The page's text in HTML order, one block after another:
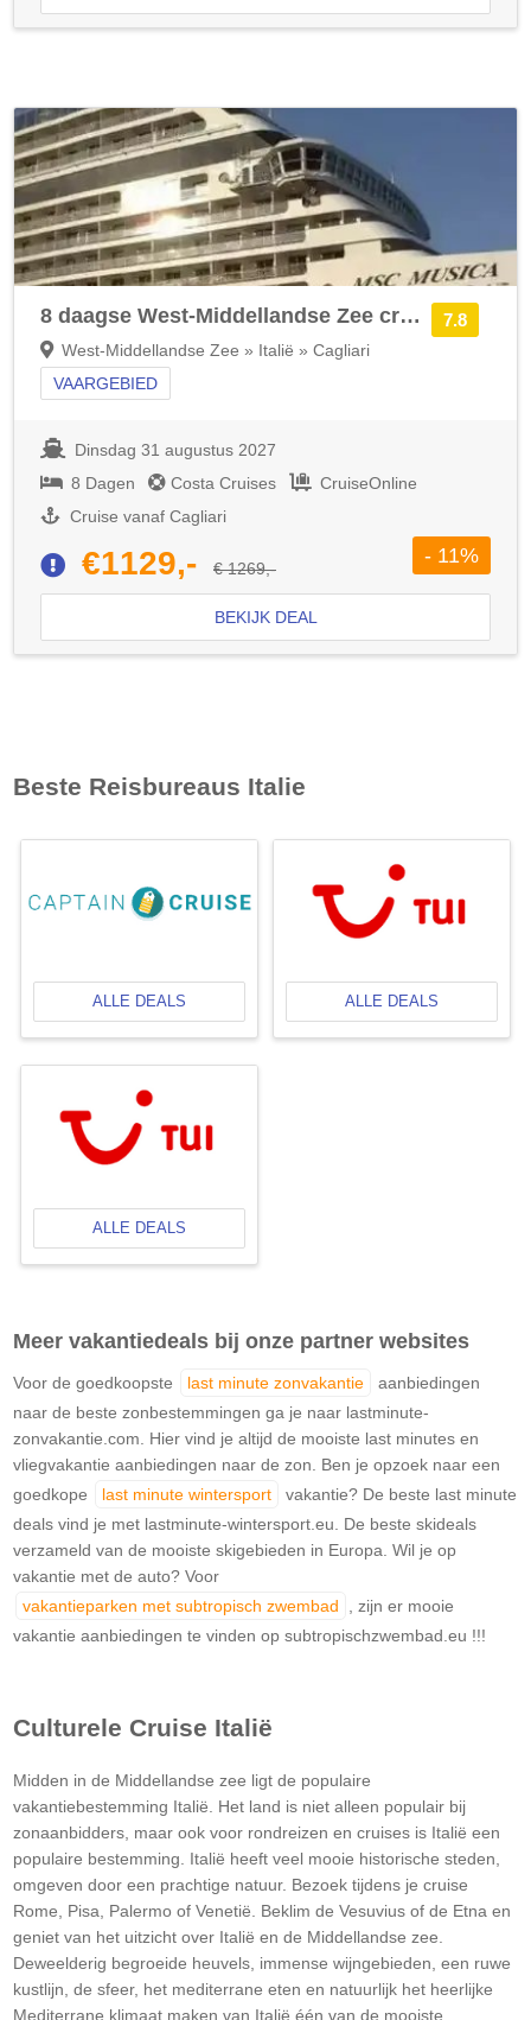
7.8
8 daagse West-Middellandse Zee cruise met de Costa Smeralda
West-Middellandse Zee » Italië » Cagliari
VAARGEBIED
Dinsdag 31 augustus 2027
8 Dagen
Costa Cruises
CruiseOnline
Cruise vanaf Cagliari
€1129,- € 1269,-
- 11%
BEKIJK DEAL
Beste Reisbureaus Italie
ALLE DEALS ALLE DEALS
ALLE DEALS
Meer vakantiedeals bij onze partner websites
Voor de goedkoopste last minute zonvakantie
aanbiedingen
naar de beste zonbestemmingen ga je naar lastminute-
zonvakantie.com. Hier vind je altijd de mooiste last minutes en
vliegvakantie aanbiedingen naar de zon. Ben je opzoek naar een
goedkope
last minute wintersport
vakantie? De beste last minute
deals vind je met lastminute-wintersport.eu. De beste skideals
verzameld van de mooiste skigebieden in Europa. Wil je op
vakantie met de auto? Voor
vakantieparken met subtropisch zwembad
, zijn er mooie
vakantie aanbiedingen te vinden op subtropischzwembad.eu !!!
Culturele Cruise Italië
Midden in de Middellandse zee ligt de populaire
vakantiebestemming Italië. Het land is niet alleen populair bij
zonaanbidders, maar ook voor rondreizen en cruises is Italië een
populaire bestemming. Italië heeft veel mooie historische steden,
omgeven door een prachtige natuur. Bezoek tijdens je cruise
Rome, Pisa, Palermo of Venetië. Beklim de Vesuvius of de Etna en
geniet van het uitzicht over Italië en de Middellandse zee.
Deweelderig begroeide heuvels, immense wijngebieden, een ruwe
kustlijn, de sfeer, het mediterrane eten en natuurlijk het heerlijke
Mediterrane klimaat maken van Italië één van de mooiste